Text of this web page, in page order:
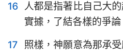
16 人都是指著比自己大
實據，了結各樣的爭論
17
照樣，神願意為那承